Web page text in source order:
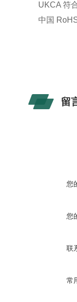
UKCA 符
中国
留
您
您
联
常